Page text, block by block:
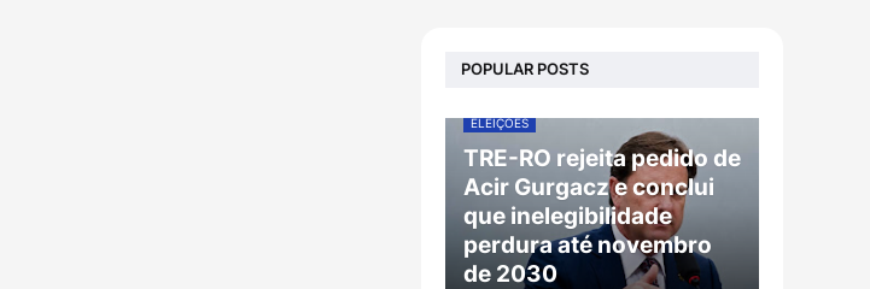
POPULAR POSTS
ELEIÇÕES
TRE-RO rejeita pedido de
Acir Gurgacz e conclui
que inelegibilidade
perdura até novembro
de 2030